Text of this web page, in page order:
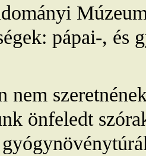
pápai-, és
nem
önfeledt